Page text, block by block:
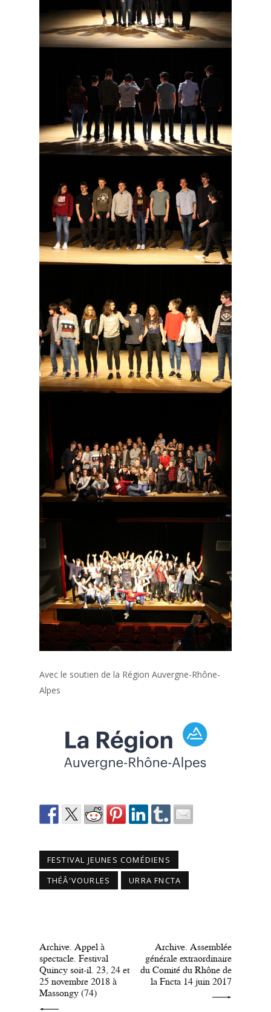
Avec le soutien de la Région Auvergne-Rhône-
Alpes
FESTIVAL JEUNES COMÉDIENS
THÉÂ'VOURLES
URRA FNCTA
Archive. Appel à
spectacle. Festival
Quincy soit-il. 23, 24 et
25 novembre 2018 à
Massongy (74)
Archive. Assemblée
générale extraordinaire
du Comité du Rhône de
la Fncta 14 juin 2017